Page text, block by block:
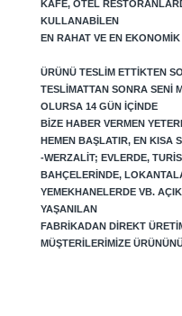
KAFE, OTEL
KULLANABILEN
EN RAHAT VE EN
ÜRÜNÜ TESLIM ETTIKTEN
TESLIMATTAN SONRA SENI
OLURSA 14 GÜN IÇINDE
BIZE HABER VERMEN
HEMEN BAŞLATIR, EN KISA
-WERZALIT; EVLERDE,
BAHÇELERINDE,
YEMEKHANELERDE VB.
YAŞANILAN
FABRIKADAN DIREKT
MÜŞTERILERIMIZE